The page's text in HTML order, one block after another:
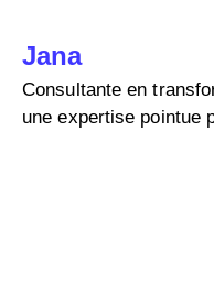
Jana
Consultante en
une expertise pointue